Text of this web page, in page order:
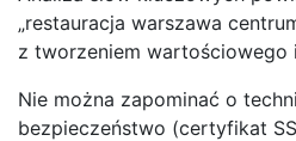
„restauracja warszawa
z tworzeniem wartościowego
Nie można zapominać o
bezpieczeństwo (certyfikat